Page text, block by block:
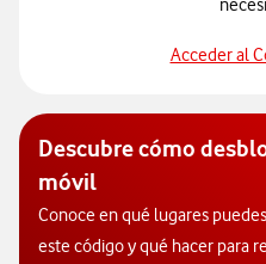
Acceder al
Descubre cómo
móvil
Conoce en qué lugares
este código y qué hacer para